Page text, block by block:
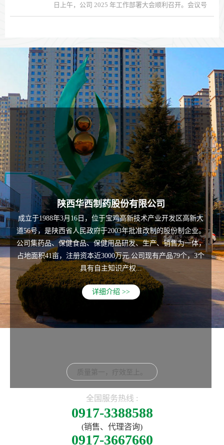
日上午，公司 2025 年工作部署大会顺利召开。会议号
召全体员工聚力同心、奋楫笃行、敢想敢干、严谨负
陕西华西制药股份有限公司
成立于1988年3月16日，位于宝鸡高新技术产业开发区高新大
道56号，是陕西省人民政府于2003年批准改制的股份制企业。
公司集药品、保健食品、保健用品研发、生产、销售为一体，
占地面积41亩，注册资本近3000万元.公司现有产品79个，3个
具有自主知识产权...
详细介绍 >>
质量第一，疗效至上。
全国服务热线 :
0917-3388588
(销售、代理咨询)
0917-3667660